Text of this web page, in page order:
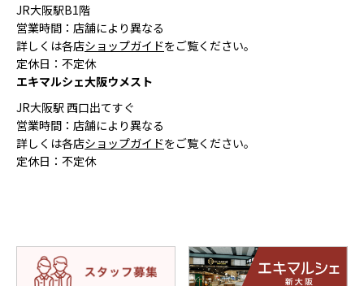
JR大阪駅B1階
営業時間：店舗により異なる
詳しくは各店ショップガイドをご覧ください。
定休日：不定休
エキマルシェ大阪ウメスト
JR大阪駅 西口出てすぐ
営業時間：店舗により異なる
詳しくは各店ショップガイドをご覧ください。
定休日：不定休